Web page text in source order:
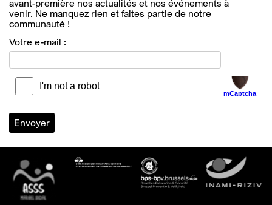
avant-première nos actualités et nos événements à
venir. Ne manquez rien et faites partie de notre
communauté !
Votre e-mail :